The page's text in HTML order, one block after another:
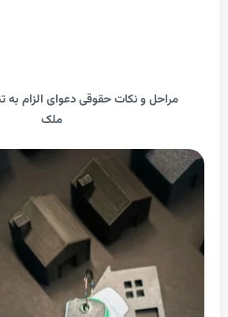
و نکات حقوقی دعوای الزام به تنظیم سند